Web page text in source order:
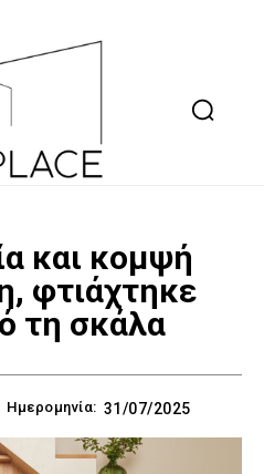
και κομψή
φτιάχτηκε
τη σκάλα
Ημερομηνία: 31/07/2025